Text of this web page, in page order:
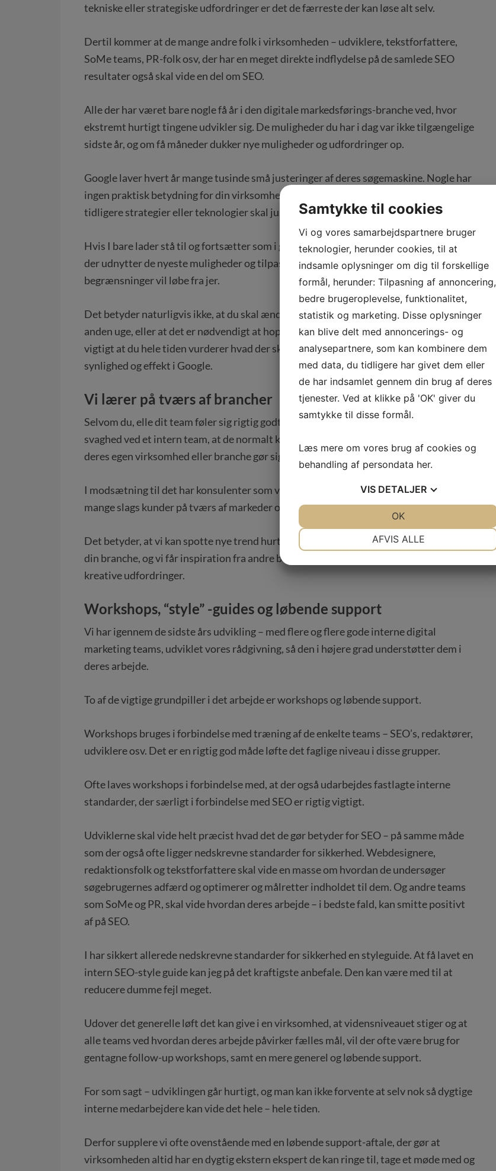
tekniske eller strategiske udfordringer er det de færreste der kan løse alt selv.
Dertil kommer at de mange andre folk i virksomheden – udviklere, tekstforfattere,
SoMe teams, PR-folk osv, der har en meget direkte indflydelse på de samlede SEO
resultater også skal vide en del om SEO.
Alle der har været bare nogle få år i den digitale markedsførings-branche ved, hvor
ekstremt hurtigt tingene udvikler sig. De muligheder du har i dag var ikke tilgængelige
sidste år, og om få måneder dukker nye muligheder og udfordringer op.
Google laver hvert år mange tusinde små justeringer af deres søgemaskine. Nogle har
ingen praktisk betydning for din virksomhed. Men mange har. Nogle betyder at
tidligere strategier eller teknologier skal justeres.
Hvis I bare lader stå til og fortsætter som i går vil I hurtigt sakke bagud. Konkurrenter
der udnytter de nyeste muligheder og tilpasser sig de konstant ændrede
begrænsninger vil løbe fra jer.
Det betyder naturligvis ikke, at du skal ændre strategier eller tilpasse dig Google hver
anden uge, eller at det er nødvendigt at hoppe med på alle nye muligheder. Men det er
vigtigt at du hele tiden vurderer hvad der skal til for at fastholde og udbygge din
synlighed og effekt i Google.
Vi lærer på tværs af brancher
Selvom du, elle dit team føler sig rigtig godt rustet til opgaverne i dag, så er der den
svaghed ved et intern team, at de normalt kun lærer af de erfaringer de selv – indenfor
deres egen virksomhed eller branche gør sig.
I modsætning til det har konsulenter som vi, den store fordel at vi arbejder med
mange slags kunder på tværs af markeder og brancher.
Det betyder, at vi kan spotte nye trend hurtigere, som måske ikke lige dukker først op i
din branche, og vi får inspiration fra andre branchers måder at løse tekniske og
kreative udfordringer.
Workshops, “style” -guides og løbende support
Vi har igennem de sidste års udvikling – med flere og flere gode interne digital
marketing teams, udviklet vores rådgivning, så den i højere grad understøtter dem i
deres arbejde.
To af de vigtige grundpiller i det arbejde er workshops og løbende support.
Workshops bruges i forbindelse med træning af de enkelte teams – SEO’s, redaktører,
udviklere osv. Det er en rigtig god måde løfte det faglige niveau i disse grupper.
Ofte laves workshops i forbindelse med, at der også udarbejdes fastlagte interne
standarder, der særligt i forbindelse med SEO er rigtig vigtigt.
Udviklerne skal vide helt præcist hvad det de gør betyder for SEO – på samme måde
som der også ofte ligger nedskrevne standarder for sikkerhed. Webdesignere,
redaktionsfolk og tekstforfattere skal vide en masse om hvordan de undersøger
søgebrugernes adfærd og optimerer og målretter indholdet til dem. Og andre teams
som SoMe og PR, skal vide hvordan deres arbejde – i bedste fald, kan smitte positivt
af på SEO.
I har sikkert allerede nedskrevne standarder for sikkerhed en styleguide. At få lavet en
intern SEO-style guide kan jeg på det kraftigste anbefale. Den kan være med til at
reducere dumme fejl meget.
Udover det generelle løft det kan give i en virksomhed, at vidensniveauet stiger og at
alle teams ved hvordan deres arbejde påvirker fælles mål, vil der ofte være brug for
gentagne follow-up workshops, samt en mere generel og løbende support.
For som sagt – udviklingen går hurtigt, og man kan ikke forvente at selv nok så dygtige
interne medarbejdere kan vide det hele – hele tiden.
Derfor supplere vi ofte ovenstående med en løbende support-aftale, der gør at
virksomheden altid har en dygtig ekstern ekspert de kan ringe til, tage et møde med og
Samtykke til cookies
Vi og vores samarbejdspartnere bruger
teknologier, herunder cookies, til at
indsamle oplysninger om dig til forskellige
formål, herunder: Tilpasning af annoncering,
bedre brugeroplevelse, funktionalitet,
statistik og marketing. Disse oplysninger
kan blive delt med annoncerings- og
analysepartnere, som kan kombinere dem
med data, du tidligere har givet dem eller
de har indsamlet gennem din brug af deres
tjenester. Ved at klikke på 'OK' giver du
samtykke til disse formål.
Læs mere om vores brug af cookies og
behandling af persondata her.
VIS DETALJER
AFVIS ALLE
OK